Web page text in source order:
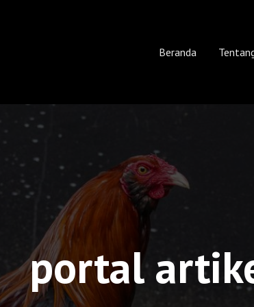
Beranda
portal